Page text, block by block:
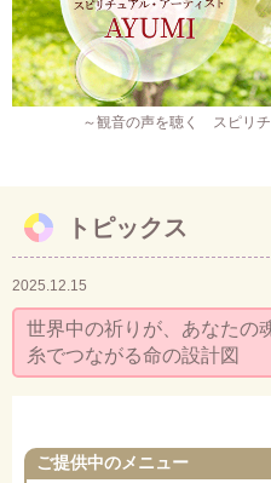
～観音の声を聴く スピリ
チャネラー養成講座
スピリチュアル開花レッスン
レイキヒーラー養成コース・レ
作品販売
イベント・セミナー・お茶会
セミナー・お茶会のご依頼
トピックス
2025.12.15
世界中の祈りが、あなたの
糸でつながる命の設計図
ご提供中のメニュー